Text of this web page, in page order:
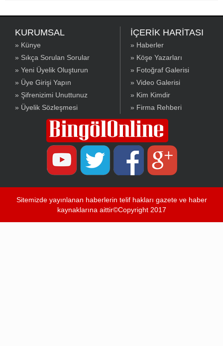
KURUMSAL
» Künye
» Sıkça Sorulan Sorular
» Yeni Üyelik Oluşturun
» Üye Girişi Yapın
» Şifrenizimi Unuttunuz
» Üyelik Sözleşmesi
İÇERİK HARİTASI
» Haberler
» Köşe Yazarları
» Fotoğraf Galerisi
» Video Galerisi
» Kim Kimdir
» Firma Rehberi
Sitemizde yayınlanan haberlerin telif hakları gazete ve haber
kaynaklarına aittir©Copyright 2017